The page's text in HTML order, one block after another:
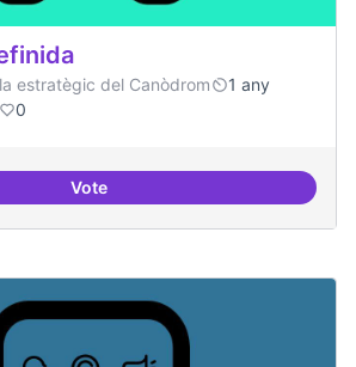
estratègic del Canòdrom
1 any
0
VoteAsamblea definida